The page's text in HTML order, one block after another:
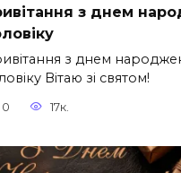
з днем
з днем
Вітаю зі святом!
0 17к.